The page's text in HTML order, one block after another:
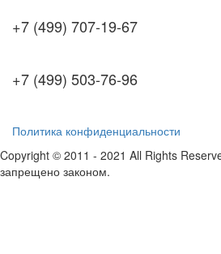
+7 (499) 707-19-67
+7 (499) 503-76-96
Политика конфиденциальности
Copyright © 2011 - 2021 All Rights
запрещено законом.